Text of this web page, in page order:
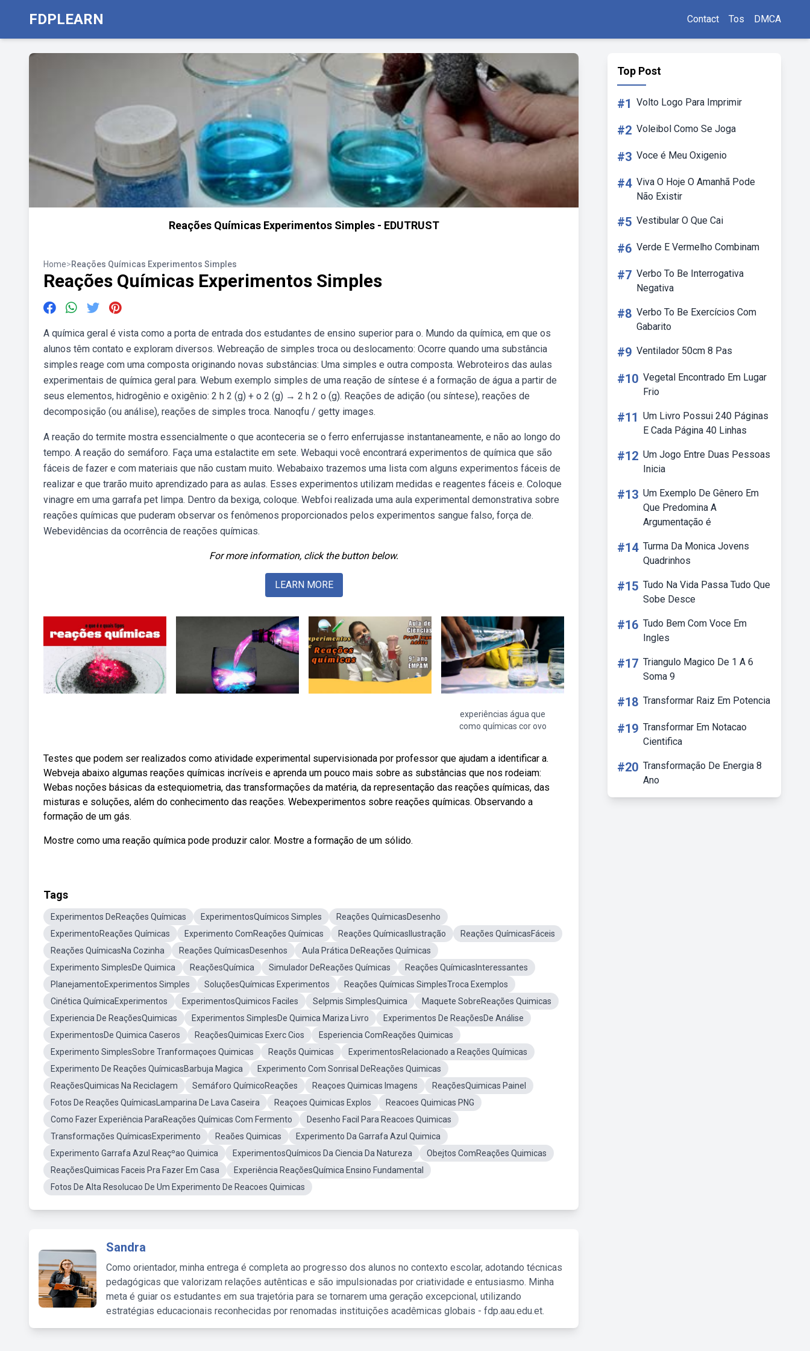
FDPLEARN Contact Tos DMCA
Reações Químicas Experimentos Simples - EDUTRUST
Home>Reações Químicas Experimentos Simples
Reações Químicas Experimentos Simples
A química geral é vista como a porta de entrada dos estudantes de ensino superior para o. Mundo da química, em que os
alunos têm contato e exploram diversos. Webreação de simples troca ou deslocamento: Ocorre quando uma substância
simples reage com uma composta originando novas substâncias: Uma simples e outra composta. Webroteiros das aulas
experimentais de química geral para. Webum exemplo simples de uma reação de síntese é a formação de água a partir de
seus elementos, hidrogênio e oxigênio: 2 h 2 (g) + o 2 (g) → 2 h 2 o (g). Reações de adição (ou síntese), reações de
decomposição (ou análise), reações de simples troca. Nanoqfu / getty images.
A reação do termite mostra essencialmente o que aconteceria se o ferro enferrujasse instantaneamente, e não ao longo do
tempo. A reação do semáforo. Faça uma estalactite em sete. Webaqui você encontrará experimentos de química que são
fáceis de fazer e com materiais que não custam muito. Webabaixo trazemos uma lista com alguns experimentos fáceis de
realizar e que trarão muito aprendizado para as aulas. Esses experimentos utilizam medidas e reagentes fáceis e. Coloque
vinagre em uma garrafa pet limpa. Dentro da bexiga, coloque. Webfoi realizada uma aula experimental demonstrativa sobre
reações químicas que puderam observar os fenômenos proporcionados pelos experimentos sangue falso, força de.
Webevidências da ocorrência de reações químicas.
For more information, click the button below.
LEARN MORE
experiências água que
como químicas cor ovo
Testes que podem ser realizados como atividade experimental supervisionada por professor que ajudam a identificar a.
Webveja abaixo algumas reações químicas incríveis e aprenda um pouco mais sobre as substâncias que nos rodeiam:
Webas noções básicas da estequiometria, das transformações da matéria, da representação das reações químicas, das
misturas e soluções, além do conhecimento das reações. Webexperimentos sobre reações químicas. Observando a
formação de um gás.
Mostre como uma reação química pode produzir calor. Mostre a formação de um sólido.
Tags
Experimentos DeReações Químicas ExperimentosQuímicos Simples
Reações QuímicasDesenho
ExperimentoReações Químicas
Experimento ComReações Químicas Reações QuímicasIlustração
Reações QuímicasFáceis
Reações QuímicasNa Cozinha
Reações QuímicasDesenhos
Aula Prática DeReações Químicas
Experimento SimplesDe Quimica
ReaçõesQuímica Simulador DeReações Químicas
Reações QuímicasInteressantes
PlanejamentoExperimentos Simples
SoluçõesQuímicas Experimentos
Reações Químicas SimplesTroca Exemplos
Cinética QuímicaExperimentos
ExperimentosQuimicos Faciles Selpmis SimplesQuimica
Maquete SobreReações Quimicas
Experiencia De ReaçõesQuimicas
Experimentos SimplesDe Quimica Mariza Livro
Experimentos De ReaçõesDe Análise
ExperimentosDe Quimica Caseros
ReaçõesQuimicas Exerc Cios
Esperiencia ComReações Quimicas
Experimento SimplesSobre Tranformaçoes Quimicas
Reaçõs Quimicas
ExperimentosRelacionado a Reações Químicas
Experimento De Reações QuímicasBarbuja Magica
Experimento Com Sonrisal DeReações Quimicas
ReaçõesQuimicas Na Reciclagem
Semáforo QuímicoReações Reaçoes Quimicas Imagens
ReaçõesQuimicas Painel
Fotos De Reações QuímicasLamparina De Lava Caseira
Reaçoes Quimicas Explos
Reacoes Quimicas PNG
Como Fazer Experiência ParaReações Químicas Com Fermento
Desenho Facil Para Reacoes Quimicas
Transformações QuímicasExperimento
Reaões Quimicas
Experimento Da Garrafa Azul Quimica
Experimento Garrafa Azul Reaçºao Quimica
ExperimentosQuímicos Da Ciencia Da Natureza
Obejtos ComReações Quimicas
ReaçõesQuimicas Faceis Pra Fazer Em Casa
Experiência ReaçõesQuímica Ensino Fundamental
Fotos De Alta Resolucao De Um Experimento De Reacoes Quimicas
Sandra
Como orientador, minha entrega é completa ao progresso dos alunos no contexto escolar, adotando técnicas
pedagógicas que valorizam relações autênticas e são impulsionadas por criatividade e entusiasmo. Minha
meta é guiar os estudantes em sua trajetória para se tornarem uma geração excepcional, utilizando
estratégias educacionais reconhecidas por renomadas instituições acadêmicas globais - fdp.aau.edu.et.
Top Post
#1 Volto Logo Para Imprimir
#2 Voleibol Como Se Joga
#3 Voce é Meu Oxigenio
#4 Viva O Hoje O Amanhã Pode
Não Existir
#5 Vestibular O Que Cai
#6 Verde E Vermelho Combinam
#7 Verbo To Be Interrogativa
Negativa
#8 Verbo To Be Exercícios Com
Gabarito
#9 Ventilador 50cm 8 Pas
#10 Vegetal Encontrado Em Lugar
Frio
#11 Um Livro Possui 240 Páginas
E Cada Página 40 Linhas
#12 Um Jogo Entre Duas Pessoas
Inicia
#13 Um Exemplo De Gênero Em
Que Predomina A
Argumentação é
#14 Turma Da Monica Jovens
Quadrinhos
#15 Tudo Na Vida Passa Tudo Que
Sobe Desce
#16 Tudo Bem Com Voce Em
Ingles
#17 Triangulo Magico De 1 A 6
Soma 9
#18 Transformar Raiz Em Potencia
#19 Transformar Em Notacao
Cientifica
#20 Transformação De Energia 8
Ano